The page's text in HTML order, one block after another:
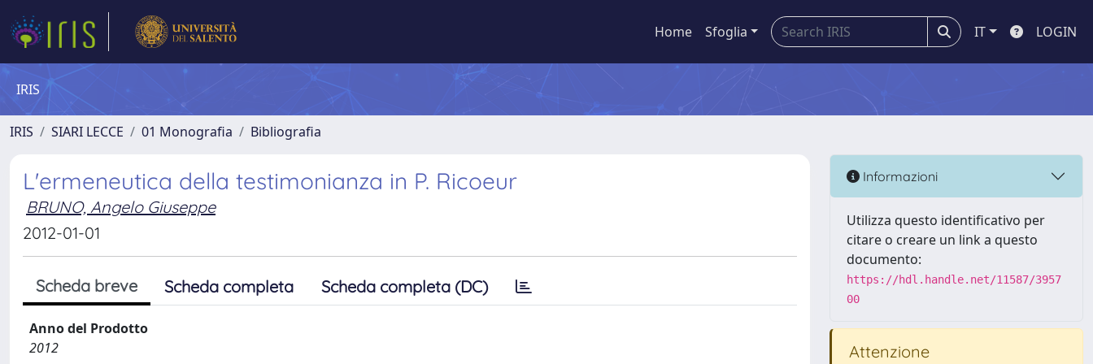
Home Sfoglia IT LOGIN
IRIS
IRIS SIARI LECCE 01 Monografia Bibliografia
L'ermeneutica della testimonianza in P. Ricoeur
BRUNO, Angelo Giuseppe
2012-01-01
Scheda breve Scheda completa Scheda completa (DC)
Anno del Prodotto
2012
Informazioni
Utilizza questo identificativo per
citare o creare un link a questo
documento:
https://hdl.handle.net/11587/3957
00
Attenzione